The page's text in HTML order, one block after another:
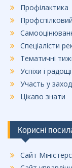
Профілактика
Спеціалісти
Тематичні
Успіхи і радощі
Участь у
Цікаво знати
Корисні
Сайт